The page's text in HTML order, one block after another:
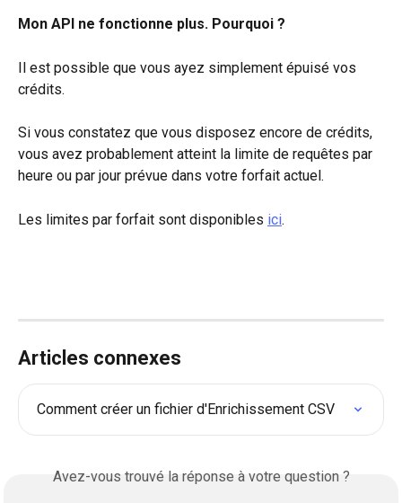
Mon API ne fonctionne plus. Pourquoi ?
Il est possible que vous ayez simplement épuisé vos
crédits.
Si vous constatez que vous disposez encore de crédits,
vous avez probablement atteint la limite de requêtes par
heure ou par jour prévue dans votre forfait actuel.
Les limites par forfait sont disponibles ici.
Articles connexes
Comment créer un fichier d'Enrichissement CSV
Avez-vous trouvé la réponse à votre question ?